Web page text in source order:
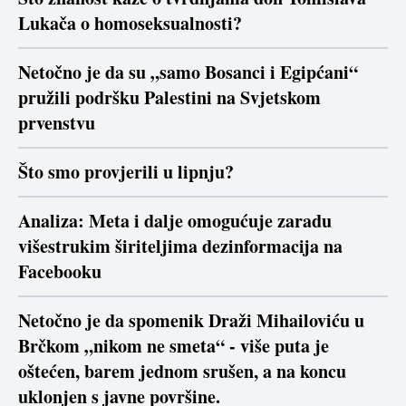
Lukača o homoseksualnosti?
Netočno je da su „samo Bosanci i Egipćani“
pružili podršku Palestini na Svjetskom
prvenstvu
Što smo provjerili u lipnju?
Analiza: Meta i dalje omogućuje zaradu
višestrukim širiteljima dezinformacija na
Facebooku
Netočno je da spomenik Draži Mihailoviću u
Brčkom „nikom ne smeta“ - više puta je
oštećen, barem jednom srušen, a na koncu
uklonjen s javne površine.